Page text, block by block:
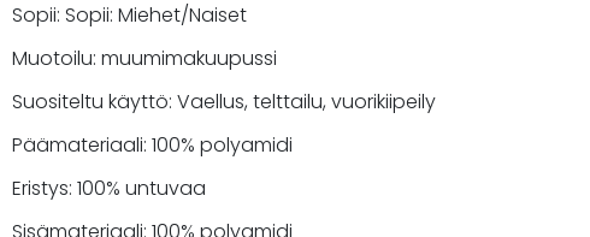
Sopii: Sopii: Miehet/Naiset
Muotoilu: muumimakuupussi
Suositeltu käyttö: Vaellus, telttailu, vuorikiipeily
Päämateriaali: 100% polyamidi
Eristys: 100% untuvaa